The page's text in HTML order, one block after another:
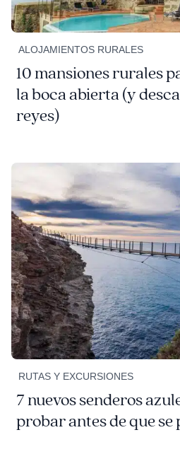
ALOJAMIENTOS RURALES
10 mansiones rurales
la boca abierta (y
reyes)
RUTAS Y EXCURSIONES
7 nuevos senderos
probar antes de que se